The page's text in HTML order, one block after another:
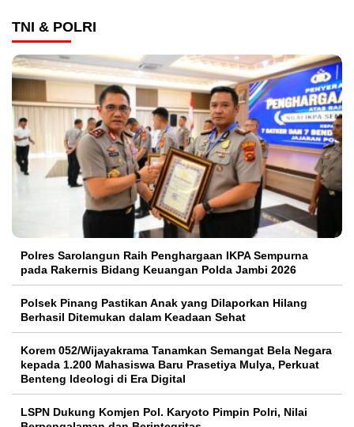
TNI & POLRI
Polres Sarolangun Raih Penghargaan IKPA Sempurna
pada Rakernis Bidang Keuangan Polda Jambi 2026
Polsek Pinang Pastikan Anak yang Dilaporkan Hilang
Berhasil Ditemukan dalam Keadaan Sehat
Korem 052/Wijayakrama Tanamkan Semangat Bela Negara
kepada 1.200 Mahasiswa Baru Prasetiya Mulya, Perkuat
Benteng Ideologi di Era Digital
LSPN Dukung Komjen Pol. Karyoto Pimpin Polri, Nilai